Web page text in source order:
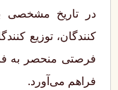
در تاریخ مشخصی
کنندگان، توزیع‌
فرصتی منحصر به
فراهم می‌آورد.